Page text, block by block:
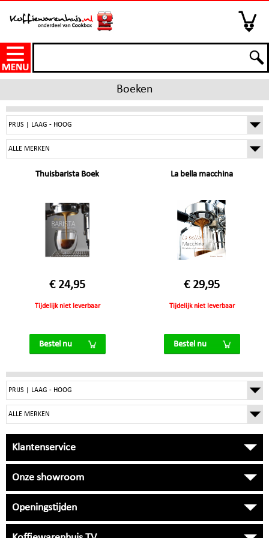
Boeken
Thuisbarista Boek
€ 24,95
Tijdelijk niet leverbaar
Bestel nu
La bella macchina
€ 29,95
Tijdelijk niet leverbaar
Bestel nu
Klantenservice
Onze showroom
Openingstijden